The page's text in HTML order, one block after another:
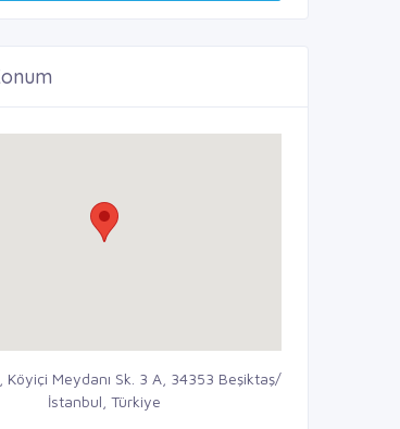
Köyiçi Meydanı Sk. 3 A, 34353 Beşiktaş/
İstanbul, Türkiye